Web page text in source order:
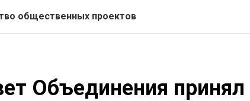
общественных проектов
Объединения принял